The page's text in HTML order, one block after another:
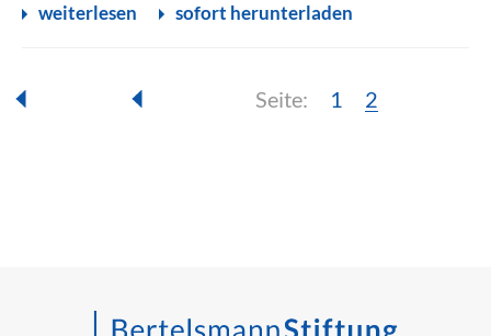
weiterlesen sofort herunterladen
Seite: Seite:
1 Seite:
2